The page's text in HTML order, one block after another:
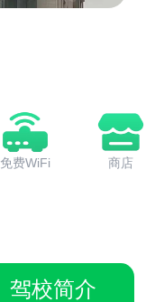
免费WiFi 商店
驾校简介